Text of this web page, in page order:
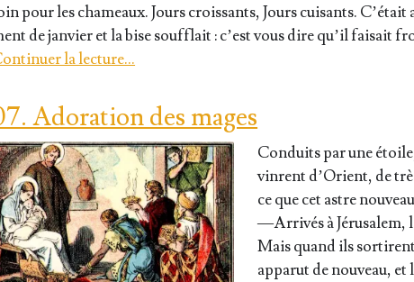
pour les cha­meaux. Jours crois­sants, Jours cui­sants.
de jan­vier et la bise souf­flait : c’est vous dire qu’il fai­sait
la lec­ture…
Adoration des mages
Conduits par une
vinrent d’O­rient, de
ce que cet astre
— Arri­vés à Jéru­sa­lem,
Mais quand ils
appa­rut de nou­veau,